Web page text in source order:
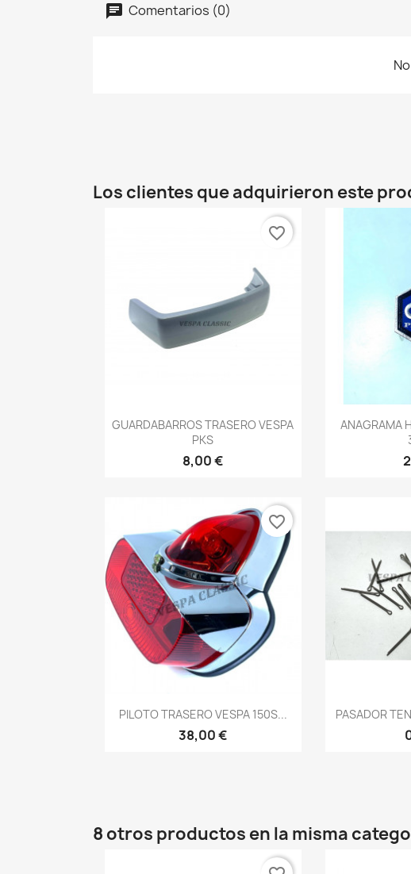
Comentarios (0)
Los clientes que adquirieron este
Vista rápida
GUARDABARROS TRASERO VESPA
PKS
8,00 €
favorite_border

ANAGRAMA
Vista rápida
PILOTO TRASERO VESPA 150S...
38,00 €
favorite_border

PASADOR
8 otros productos en la misma